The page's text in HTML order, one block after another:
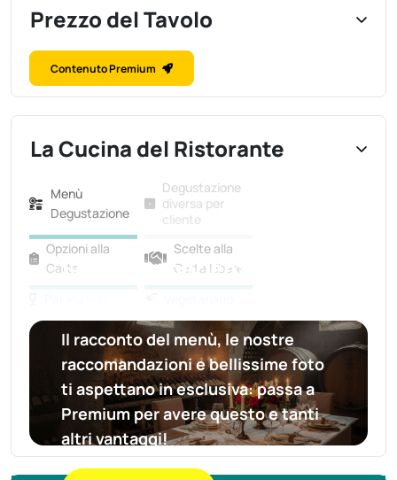
Prezzo del Tavolo
Contenuto Premium
La Cucina del Ristorante
Menù
Degustazione
Degustazione
diversa per
cliente
Opzioni alla
Carta
Scelte alla
Carta Libere
Scopri l'esperienza
Il racconto del menù, le nostre
raccomandazioni e bellissime foto
ti aspettano in esclusiva:passa a
Premium per avere questo e tanti
altri vantaggi!